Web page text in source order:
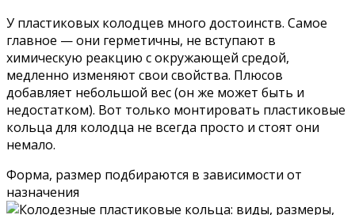
У пластиковых колодцев много достоинств. Самое
главное — они герметичны, не вступают в
химическую реакцию с окружающей средой,
медленно изменяют свои свойства. Плюсов
добавляет небольшой вес (он же может быть и
недостатком). Вот только монтировать пластиковые
кольца для колодца не всегда просто и стоят они
немало.
Форма, размер подбираются в зависимости от
назначения